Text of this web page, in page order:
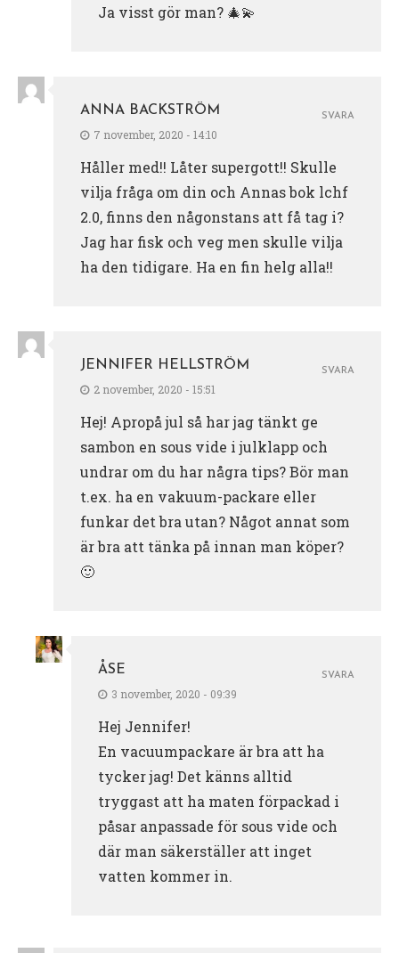
Ja visst gör man? 🎄💫
ANNA BACKSTRÖM
7 november, 2020 - 14:10
Håller med!! Låter supergott!! Skulle
vilja fråga om din och Annas bok lchf
2.0, finns den någonstans att få tag i?
Jag har fisk och veg men skulle vilja
ha den tidigare. Ha en fin helg alla!!
SVARA
JENNIFER HELLSTRÖM
2 november, 2020 - 15:51
Hej! Apropå jul så har jag tänkt ge
sambon en sous vide i julklapp och
undrar om du har några tips? Bör man
t.ex. ha en vakuum-packare eller
funkar det bra utan? Något annat som
är bra att tänka på innan man köper?
🙂
SVARA
ÅSE
3 november, 2020 - 09:39
Hej Jennifer!
En vacuumpackare är bra att ha
tycker jag! Det känns alltid
tryggast att ha maten förpackad i
påsar anpassade för sous vide och
där man säkerställer att inget
vatten kommer in.
SVARA